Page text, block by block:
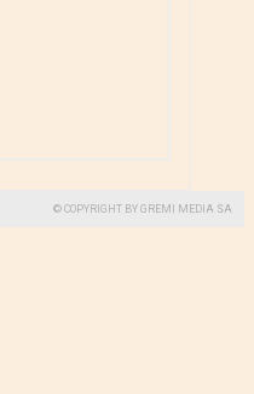
© COPYRIGHT BY GREMI MEDIA SA